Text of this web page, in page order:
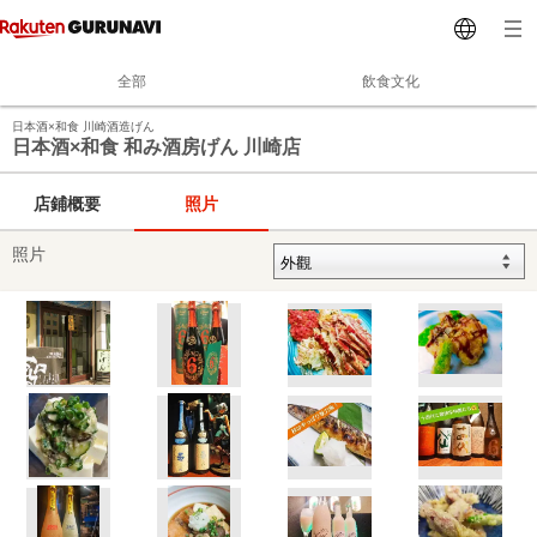
全部 飲食文化
日本酒×和食 川崎酒造げん
日本酒×和食 和み酒房げん 川崎店
店鋪概要 照片
照片